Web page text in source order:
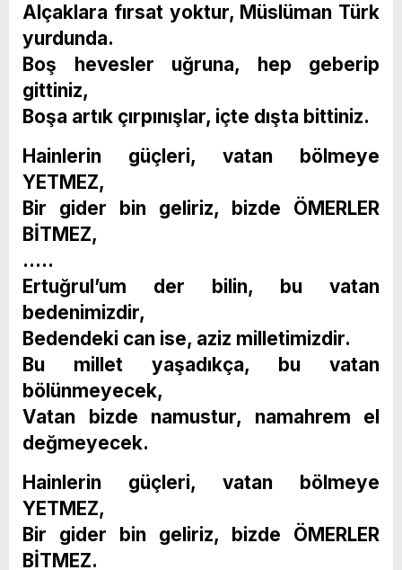
Alçaklara fırsat yoktur, Müslüman Türk
yurdunda.
Boş hevesler uğruna, hep geberip
gittiniz,
Boşa artık çırpınışlar, içte dışta bittiniz.
Hainlerin güçleri, vatan bölmeye
YETMEZ,
Bir gider bin geliriz, bizde ÖMERLER
BİTMEZ,
…..
Ertuğrul’um der bilin, bu vatan
bedenimizdir,
Bedendeki can ise, aziz milletimizdir.
Bu millet yaşadıkça, bu vatan
bölünmeyecek,
Vatan bizde namustur, namahrem el
değmeyecek.
Hainlerin güçleri, vatan bölmeye
YETMEZ,
Bir gider bin geliriz, bizde ÖMERLER
BİTMEZ.